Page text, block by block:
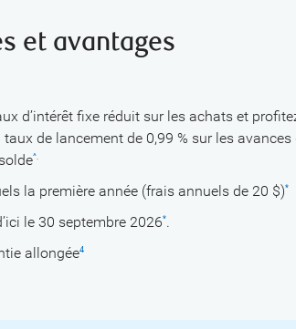
et avantages
d’intérêt fixe réduit sur les achats et
taux de lancement de 0,99 % sur les avances
^
la première année (frais annuels de 20 $)*
le 30 septembre 2026*.
allongée4